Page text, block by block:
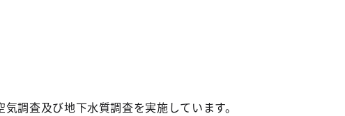
調査及び地下水質調査を実施しています。